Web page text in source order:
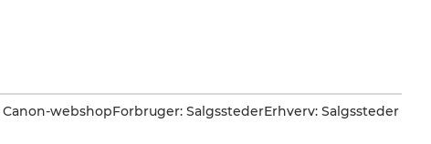
webshopForbruger: SalgsstederErhverv: Salgssteder